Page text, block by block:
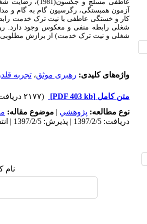
آزمون همبستگی، رگرسیون گام به گام و
کار و خستگی عاطفی با نیت ترک خدمت
شغلی رابطه منفی و معکوس وجود دارد.
شغلی و نیت ترک خدمت) از برازش مطلوبی
واژه‌های کلیدی: رهبری موثق، تجربه
متن کامل [PDF 403 kb]
(۲۱۷۷ دریافت)
نوع مطالعه: پژوهشي | موضوع مقاله:
دریافت: 1397/2/5 | پذیرش: 1397/2/5 | انتشار: 1397/2/5
نام